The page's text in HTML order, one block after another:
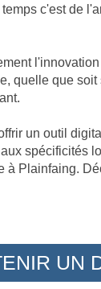
c'est de
quelle que
un outil
spécificités
Plainfaing.
UN